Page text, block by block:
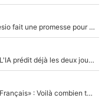
«Très, très agréablement surpris» : Bruno Genesio fait une promesse pour la suite du mercato de l’OM et rassure les supporters
PSG : Deux gros transferts bouclés en 2027 ? L'IA prédit déjà les deux joueurs qui pourraient rejoindre Luis Enrique !
«C'est un beau salaire par rapport à 90 % des Français» : Voilà combien touchait Nelson Monfort sur France Télévisions avant de rejoindre CNews